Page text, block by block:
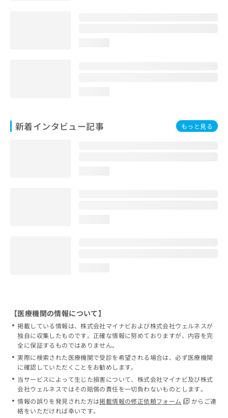
新着インタビュー記事 もっと見る
【医療機関の情報について】
掲載している情報は、株式会社マイナビおよび株式会社ウェルネスが
独自に収集したものです。正確な情報に努めておりますが、内容を完
全に保証するものではありません。
実際に検索された医療機関で受診を希望される場合は、必ず医療機関
に確認していただくことをお勧めします。
当サービスによって生じた損害について、株式会社マイナビ及び株式
会社ウェルネスではその賠償の責任を一切負わないものとします。
情報の誤りを発見された方は掲載情報の修正依頼フォーム
からご連
絡をいただければ幸いです。